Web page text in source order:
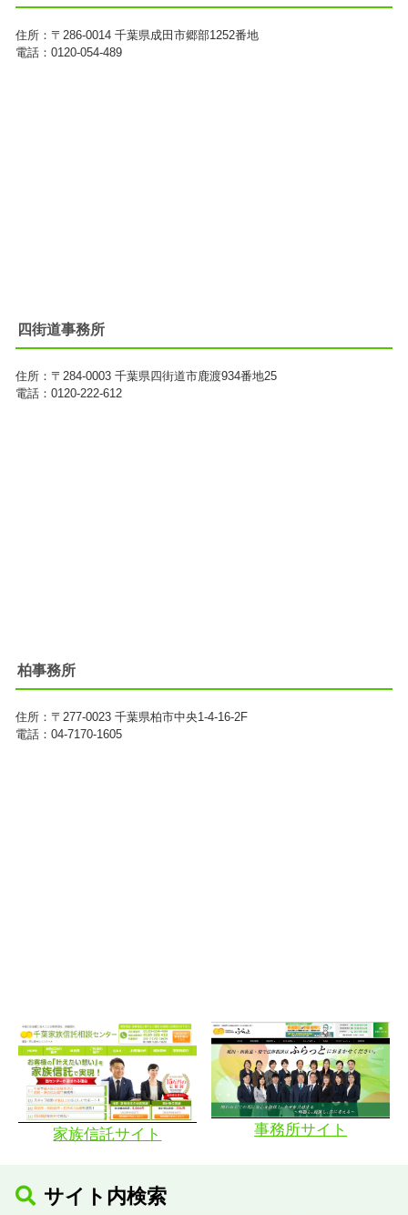
住所： 〒286-0014 千葉県成田市郷部1252番地
電話：0120-054-489
四街道事務所
住所： 〒284-0003 千葉県四街道市鹿渡934番地25
電話：0120-222-612
柏事務所
住所： 〒277-0023 千葉県柏市中央1-4-16-2F
電話：04-7170-1605
家族信託サイト 事務所サイト
サイト内検索